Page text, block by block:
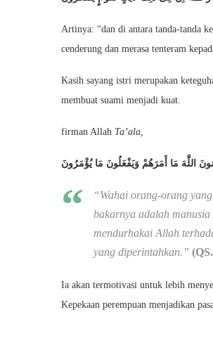
Artinya: “dan di antara tanda-tanda
cenderung dan merasa tenteram
Kasih sayang istri merupakan
membuat suami menjadi kuat.
firman Allah Ta’ala,
اللَّهَ مَا أَمَرَهُمْ وَيَفْعَلُونَ مَا يُؤْمَرُونَ
“Wahai orang-orang
bakarnya adalah
mendurhakai Allah
yang diperintahkan.”
Ia akan termotivasi untuk lebih
Kepekaan perempuan menjadikan